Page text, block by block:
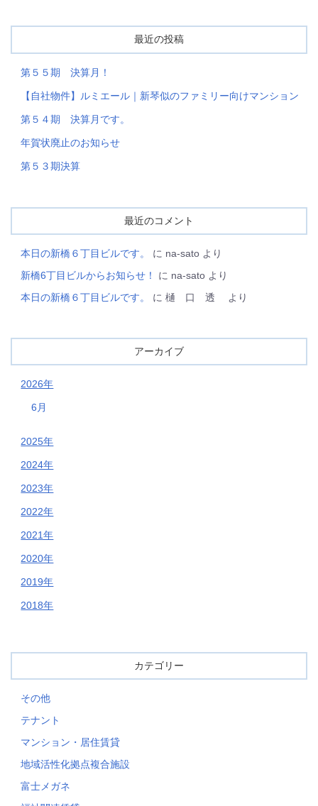
最近の投稿
第５５期 決算月！
【自社物件】ルミエール｜新琴似のファミリー向けマンション
第５４期 決算月です。
年賀状廃止のお知らせ
第５３期決算
最近のコメント
本日の新橋６丁目ビルです。 に na-sato より
新橋6丁目ビルからお知らせ！
に na-sato より
本日の新橋６丁目ビルです。
に樋 口 透 より
アーカイブ
2026年
6月
2025年
2024年
2023年
2022年
2021年
2020年
2019年
2018年
カテゴリー
その他
テナント
マンション・居住賃貸
地域活性化拠点複合施設
富士メガネ